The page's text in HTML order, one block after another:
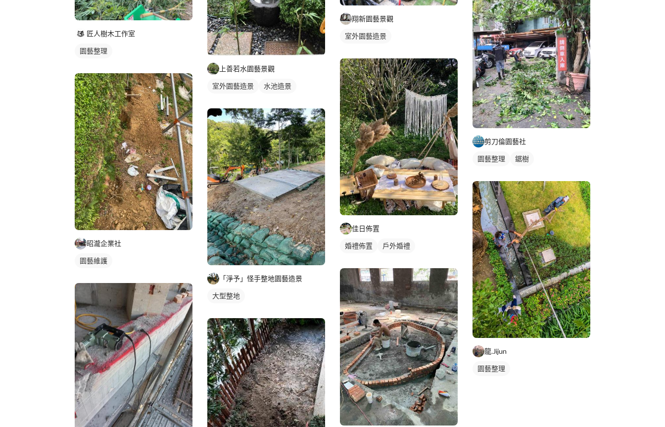
匠人樹木工作室
園藝整理
昭瀧企業社
園藝維護
上善若水園藝景觀
室外園藝造景 水池造景
「淨予」怪手整地園藝造景
大型整地
翔新園藝景觀
室外園藝造景
佳日佈置
婚禮佈置 戶外婚禮
剪刀倫園藝社
園藝整理 鋸樹
龍.Jijun
園藝整理